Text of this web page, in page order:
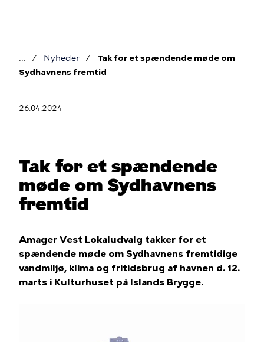
Brødkrumme
Nyheder
Tak for et spændende møde om
Sydhavnens fremtid
26.04.2024
Tak for et spændende
møde om Sydhavnens
fremtid
Amager Vest Lokaludvalg takker for et
spændende møde om Sydhavnens fremtidige
vandmiljø, klima og fritidsbrug af havnen d. 12.
marts i Kulturhuset på Islands Brygge.